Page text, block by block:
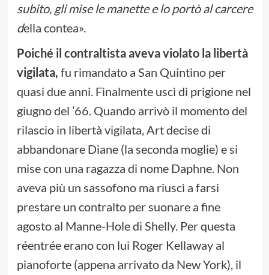
subito, gli mise le manette e lo portò al carcere
della contea».
Poiché il contraltista aveva violato la libertà
vigilata, fu rimandato a San Quintino per
quasi due anni. Finalmente uscì di prigione nel
giugno del ’66. Quando arrivò il momento del
rilascio in libertà vigilata, Art decise di
abbandonare Diane (la seconda moglie) e si
mise con una ragazza di nome Daphne. Non
aveva più un sassofono ma riuscì a farsi
prestare un contralto per suonare a fine
agosto al Manne-Hole di Shelly. Per questa
réentrée erano con lui Roger Kellaway al
pianoforte (appena arrivato da New York), il